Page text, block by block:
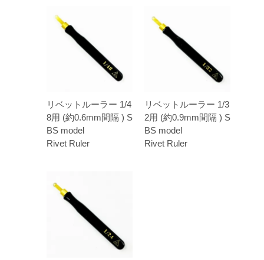
リベットルーラー 1/4
8用 (約0.6mm間隔 ) S
BS model
Rivet Ruler
リベットルーラー 1/3
2用 (約0.9mm間隔 ) S
BS model
Rivet Ruler